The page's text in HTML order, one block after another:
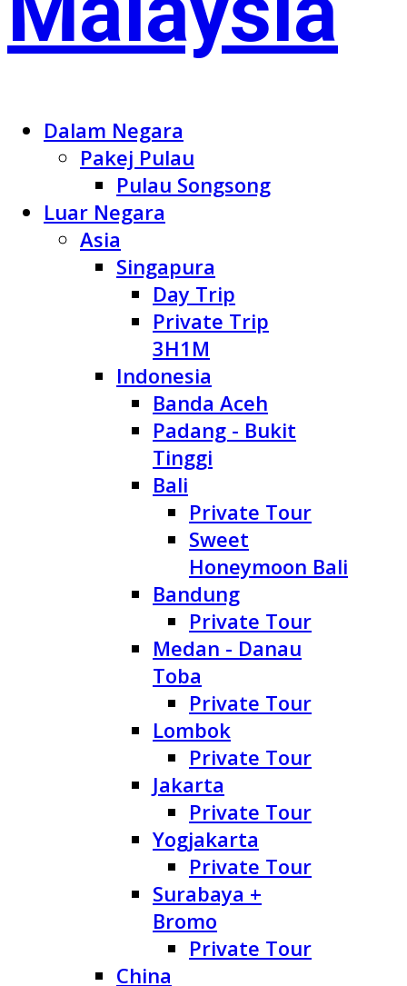
Dalam Negara
Pakej Pulau
Pulau Songsong
Luar Negara
Asia
Singapura
Day Trip
Private Trip
3H1M
Indonesia
Banda Aceh
Padang - Bukit
Tinggi
Bali
Private Tour
Sweet
Honeymoon Bali
Bandung
Private Tour
Medan - Danau
Toba
Private Tour
Lombok
Private Tour
Jakarta
Private Tour
Yogjakarta
Private Tour
Surabaya +
Bromo
Private Tour
China